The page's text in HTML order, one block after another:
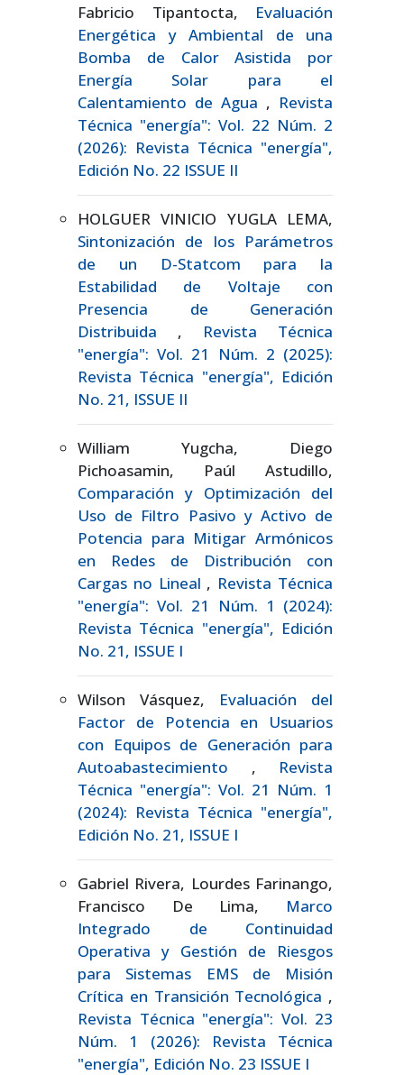
Fabricio Tipantocta, Evaluación
Energética y Ambiental de una
Bomba de Calor Asistida por
Energía Solar para el
Calentamiento de Agua , Revista
Técnica "energía": Vol. 22 Núm. 2
(2026): Revista Técnica "energía",
Edición No. 22 ISSUE II
HOLGUER VINICIO YUGLA LEMA,
Sintonización de los Parámetros
de un D-Statcom para la
Estabilidad de Voltaje con
Presencia de Generación
Distribuida , Revista Técnica
"energía": Vol. 21 Núm. 2 (2025):
Revista Técnica "energía", Edición
No. 21, ISSUE II
William Yugcha, Diego
Pichoasamin, Paúl Astudillo,
Comparación y Optimización del
Uso de Filtro Pasivo y Activo de
Potencia para Mitigar Armónicos
en Redes de Distribución con
Cargas no Lineal , Revista Técnica
"energía": Vol. 21 Núm. 1 (2024):
Revista Técnica "energía", Edición
No. 21, ISSUE I
Wilson Vásquez, Evaluación del
Factor de Potencia en Usuarios
con Equipos de Generación para
Autoabastecimiento , Revista
Técnica "energía": Vol. 21 Núm. 1
(2024): Revista Técnica "energía",
Edición No. 21, ISSUE I
Gabriel Rivera, Lourdes Farinango,
Francisco De Lima, Marco
Integrado de Continuidad
Operativa y Gestión de Riesgos
para Sistemas EMS de Misión
Crítica en Transición Tecnológica ,
Revista Técnica "energía": Vol. 23
Núm. 1 (2026): Revista Técnica
"energía", Edición No. 23 ISSUE I